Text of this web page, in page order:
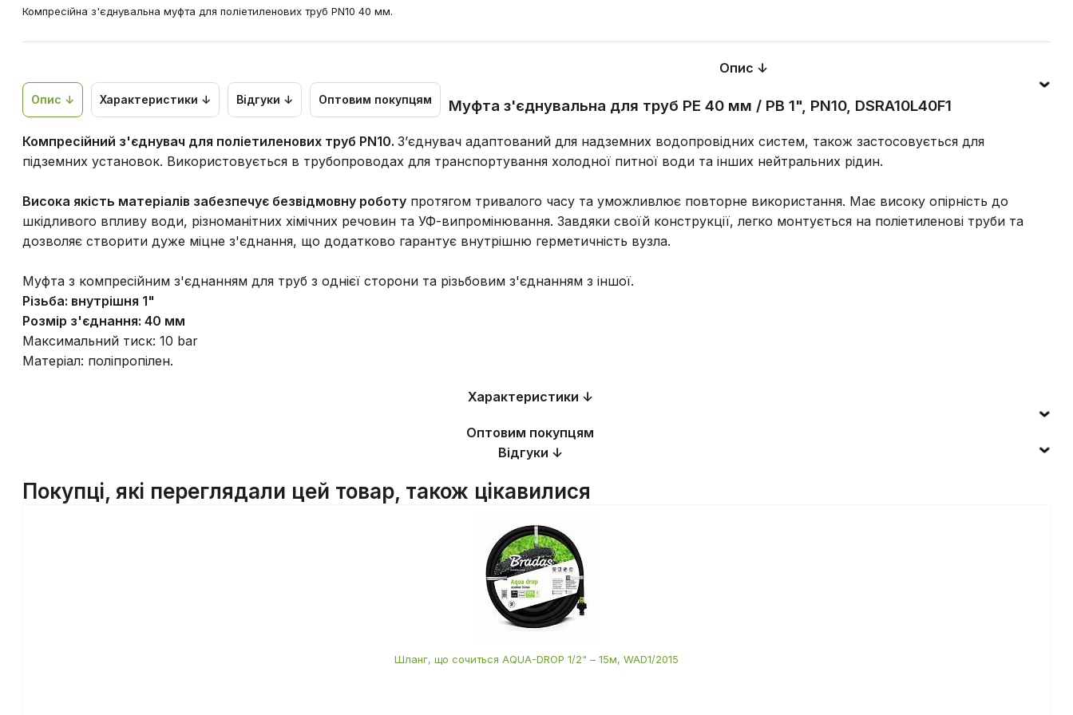
Компресійна з'єднувальна муфта для поліетиленових труб PN10 40 мм.
Опис ↓ Характеристики ↓ Відгуки ↓ Оптовим покупцям
Опис ↓
Муфта з'єднувальна для труб PE 40 мм / РВ 1", PN10, DSRA10L40F1
Компресійний з'єднувач для поліетиленових труб PN10. З’єднувач адаптований для надземних водопровідних систем, також застосовується для
підземних установок. Використовується в трубопроводах для транспортування холодної питної води та інших нейтральних рідин.
Висока якість матеріалів забезпечує безвідмовну роботу протягом тривалого часу та уможливлює повторне використання. Має високу опірність до
шкідливого впливу води, різноманітних хімічних речовин та УФ-випромінювання. Завдяки своїй конструкції, легко монтується на поліетиленові труби та
дозволяє створити дуже міцне з'єднання, що додатково гарантує внутрішню герметичність вузла.
Муфта з компресійним з'єднанням для труб з однієї сторони та різьбовим з'єднанням з іншої.
Різьба: внутрішня 1"
Розмір з'єднання: 40 мм
Максимальний тиск: 10 bar
Матеріал: поліпропілен.
Характеристики ↓
Оптовим покупцям
Відгуки ↓
Покупці, які переглядали цей товар, також цікавилися
Шланг, що сочиться AQUA-DROP 1/2" – 15м, WAD1/2015